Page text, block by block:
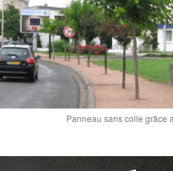
Panneau sans colle grâce